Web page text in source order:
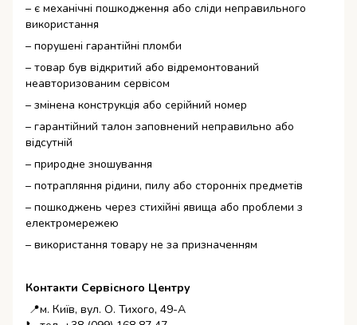
– є механічні пошкодження або сліди неправильного
використання
– порушені гарантійні пломби
– товар був відкритий або відремонтований
неавторизованим сервісом
– змінена конструкція або серійний номер
– гарантійний талон заповнений неправильно або
відсутній
– природне зношування
– потрапляння рідини, пилу або сторонніх предметів
– пошкоджень через стихійні явища або проблеми з
електромережею
– використання товару не за призначенням
Контакти Сервісного Центру
📍м. Київ, вул. О. Тихого, 49-А